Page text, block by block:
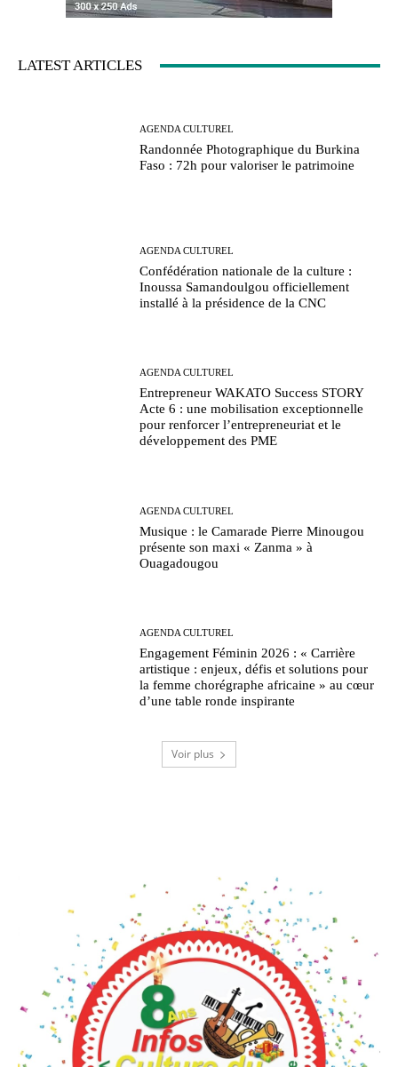
LATEST ARTICLES
AGENDA CULTUREL
Randonnée Photographique du Burkina
Faso : 72h pour valoriser le patrimoine
AGENDA CULTUREL
Confédération nationale de la culture :
Inoussa Samandoulgou officiellement
installé à la présidence de la CNC
AGENDA CULTUREL
Entrepreneur WAKATO Success STORY
Acte 6 : une mobilisation exceptionnelle
pour renforcer l’entrepreneuriat et le
développement des PME
AGENDA CULTUREL
Musique : le Camarade Pierre Minougou
présente son maxi « Zanma » à
Ouagadougou
AGENDA CULTUREL
Engagement Féminin 2026 : « Carrière
artistique : enjeux, défis et solutions pour
la femme chorégraphe africaine » au cœur
d’une table ronde inspirante
Voir plus